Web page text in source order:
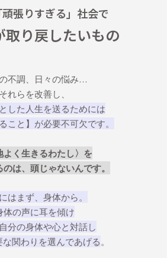
張りすぎる」社会で
取り戻したいもの
不調、日々の悩み…
それらを改善し、
した人生を送るためには
こと】が必要不可欠です。
よく生きるわたし〉を
は、頭じゃないんです。
はまず、身体から。
体の声に耳を傾け
分の身体や心と対話し
な関わりを選んであげる。